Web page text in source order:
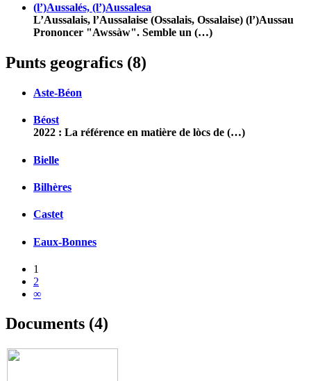
(l’)Aussalés, (l’)Aussalesa
L’Aussalais, l’Aussalaise (Ossalais, Ossalaise) (l’)Aussau
Prononcer "Awssàw". Semble un (…)
Punts geografics (8)
Aste-Béon
Béost
2022 : La référence en matière de lòcs de (…)
Bielle
Bilhères
Castet
Eaux-Bonnes
1
2
∞
Documents (4)